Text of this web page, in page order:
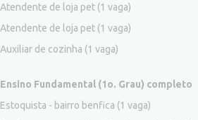
Atendente de loja pet (1 vaga)
Atendente de loja pet (1 vaga)
Auxiliar de cozinha (1 vaga)
Ensino Fundamental (1o. Grau) completo
Estoquista - bairro benfica (1 vaga)